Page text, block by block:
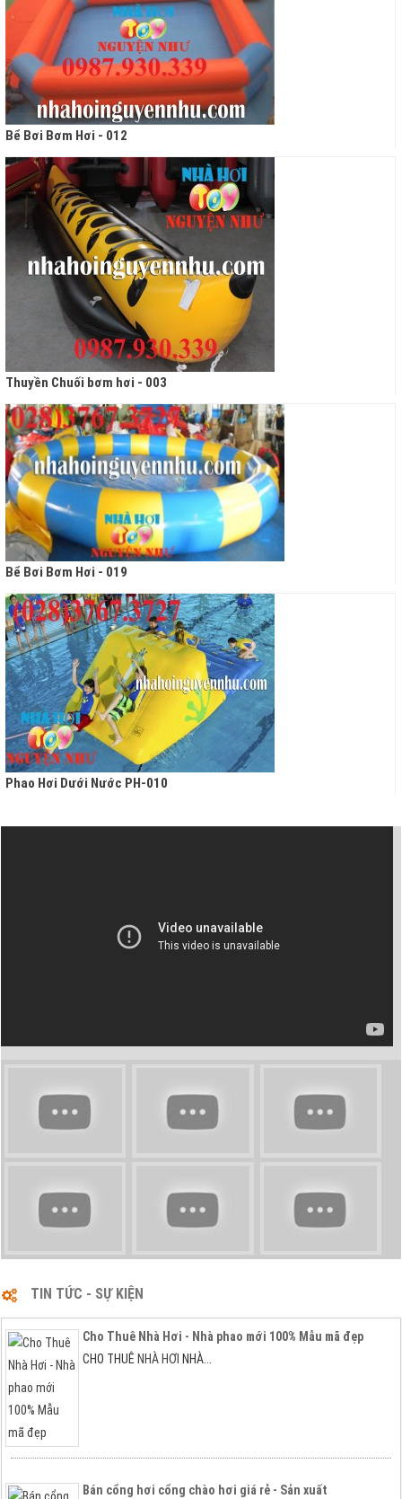
Bể Bơi Bơm Hơi - 012
Thuyền Chuối bơm hơi - 003
Bể Bơi Bơm Hơi - 019
Phao Hơi Dưới Nước PH-010
TIN TỨC - SỰ KIỆN
Cho Thuê Nhà Hơi - Nhà phao mới 100% Mẫu mã đẹp
CHO THUÊ NHÀ HƠI NHÀ...
Bán cổng hơi cổng chào hơi giá rẻ - Sản xuất